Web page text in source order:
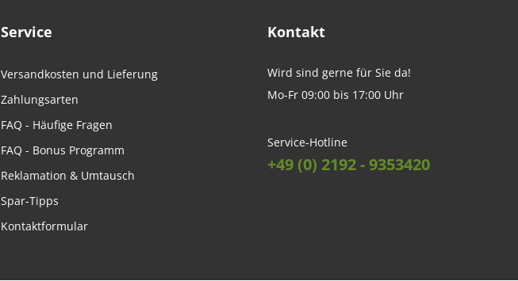
Service
Versandkosten und Lieferung
Zahlungsarten
FAQ - Häufige Fragen
FAQ - Bonus Programm
Reklamation & Umtausch
Spar-Tipps
Kontaktformular
Kontakt
Wird sind gerne für Sie da!
Mo-Fr 09:00 bis 17:00 Uhr
Service-Hotline
+49 (0) 2192 - 9353420